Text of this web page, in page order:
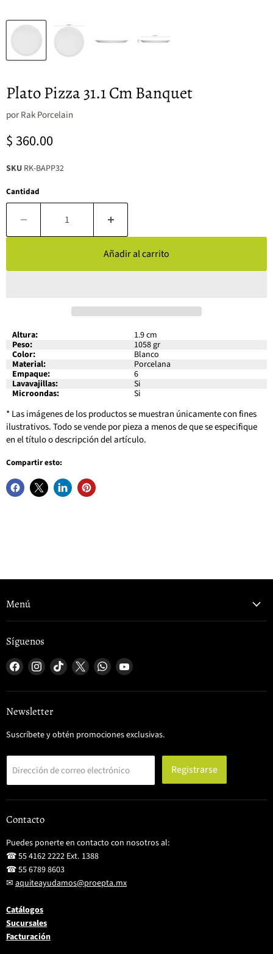
Plato Pizza 31.1 Cm Banquet
porRak Porcelain
Precio actual
$ 360.00
SKU RK-BAPP32
Cantidad
Añadir al carrito
Altura:
1.9 cm
Peso:
1058 gr
Color:
Blanco
Material:
Porcelana
Empaque:
6
Lavavajillas:
Si
Microondas:
Si
* Las imágenes de los productos se muestran únicamente con fines
ilustrativos. Todo se vende por pieza a menos de que se especifique
en el título o descripción del artículo.
Compartir esto:
Menú
Síguenos
Encuéntrenos
en
Facebook
Encuéntrenos
en
Instagram
Encuéntrenos
en
TikTok
Encuéntrenos
en
X
Encuéntrenos
en
WhatsApp
Encuéntrenos
YouTube
Newsletter
Suscríbete y obtén promociones exclusivas.
Dirección de correo electrónico Registrarse
Contacto
Puedes ponerte en contacto con nosotros al:
☎ 55 4162 2222 Ext. 1388
☎ 55 6789 8603
✉ aquiteayudamos@proepta.mx
Catálogos
Sucursales
Facturación